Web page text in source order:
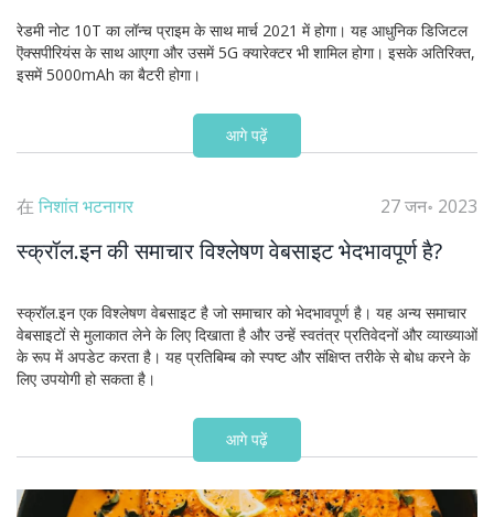
रेडमी नोट 10T का लॉन्च प्राइम के साथ मार्च 2021 में होगा। यह आधुनिक डिजिटल
ऎक्सपीरियंस के साथ आएगा और उसमें 5G क्यारेक्टर भी शामिल होगा। इसके अतिरिक्त,
इसमें 5000mAh का बैटरी होगा।
आगे पढ़ें
在 निशांत भटनागर 27 जन॰ 2023
स्क्रॉल.इन की समाचार विश्लेषण वेबसाइट भेदभावपूर्ण है?
स्क्रॉल.इन एक विश्लेषण वेबसाइट है जो समाचार को भेदभावपूर्ण है। यह अन्य समाचार
वेबसाइटों से मुलाकात लेने के लिए दिखाता है और उन्हें स्वतंत्र प्रतिवेदनों और व्याख्याओं
के रूप में अपडेट करता है। यह प्रतिबिम्ब को स्पष्ट और संक्षिप्त तरीके से बोध करने के
लिए उपयोगी हो सकता है।
आगे पढ़ें